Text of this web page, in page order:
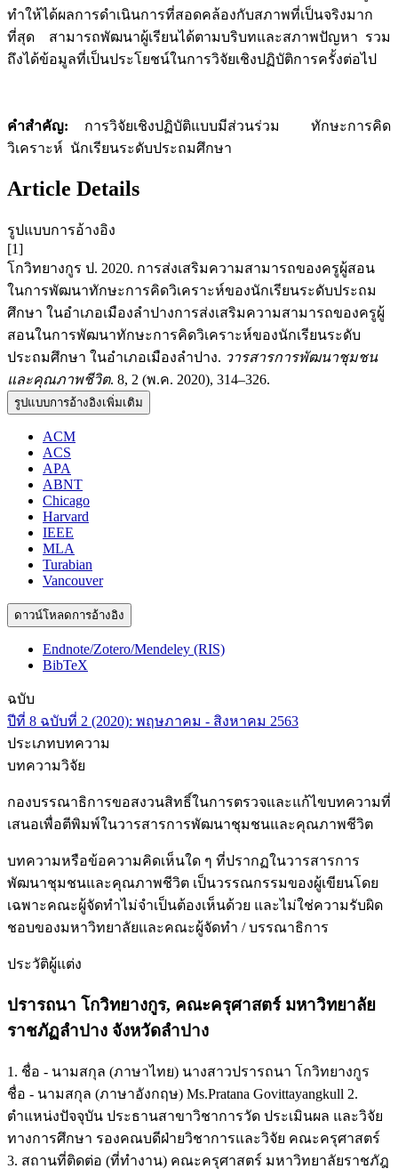
ทำให้ได้ผลการดำเนินการที่สอดคล้องกับสภาพที่เป็นจริงมาก
ที่สุด สามารถพัฒนาผู้เรียนได้ตามบริบทและสภาพปัญหา รวม
ถึงได้ข้อมูลที่เป็นประโยชน์ในการวิจัยเชิงปฏิบัติการครั้งต่อไป
คำสำคัญ: การวิจัยเชิงปฏิบัติแบบมีส่วนร่วม ทักษะการคิด
วิเคราะห์ นักเรียนระดับประถมศึกษา
Article Details
รูปแบบการอ้างอิง
[1]
โกวิทยางกูร ป. 2020. การส่งเสริมความสามารถของครูผู้สอน
ในการพัฒนาทักษะการคิดวิเคราะห์ของนักเรียนระดับประถม
ศึกษา ในอําเภอเมืองลําปางการส่งเสริมความสามารถของครูผู้
สอนในการพัฒนาทักษะการคิดวิเคราะห์ของนักเรียนระดับ
ประถมศึกษา ในอําเภอเมืองลําปาง. วารสารการพัฒนาชุมชน
และคุณภาพชีวิต. 8, 2 (พ.ค. 2020), 314–326.
รูปแบบการอ้างอิงเพิ่มเติม
ACM
ACS
APA
ABNT
Chicago
Harvard
IEEE
MLA
Turabian
Vancouver
ดาวน์โหลดการอ้างอิง
Endnote/Zotero/Mendeley (RIS)
BibTeX
ฉบับ
ปีที่ 8 ฉบับที่ 2 (2020): พฤษภาคม - สิงหาคม 2563
ประเภทบทความ
บทความวิจัย
กองบรรณาธิการขอสงวนสิทธิ์ในการตรวจและแก้ไขบทความที่
เสนอเพื่อตีพิมพ์ในวารสารการพัฒนาชุมชนและคุณภาพชีวิต
บทความหรือข้อความคิดเห็นใด ๆ ที่ปรากฏในวารสารการ
พัฒนาชุมชนและคุณภาพชีวิต เป็นวรรณกรรมของผู้เขียนโดย
เฉพาะคณะผู้จัดทำไม่จำเป็นต้องเห็นด้วย และไม่ใช่ความรับผิด
ชอบของมหาวิทยาลัยและคณะผู้จัดทำ / บรรณาธิการ
ประวัติผู้แต่ง
ปรารถนา โกวิทยางกูร, คณะครุศาสตร์ มหาวิทยาลัย
ราชภัฏลําปาง จังหวัดลําปาง
1. ชื่อ - นามสกุล (ภาษาไทย) นางสาวปรารถนา โกวิทยางกูร
ชื่อ - นามสกุล (ภาษาอังกฤษ) Ms.Pratana Govittayangkull 2.
ตำแหน่งปัจจุบัน ประธานสาขาวิชาการวัด ประเมินผล และวิจัย
ทางการศึกษา รองคณบดีฝ่ายวิชาการและวิจัย คณะครุศาสตร์
3. สถานที่ติดต่อ (ที่ทำงาน) คณะครุศาสตร์ มหาวิทยาลัยราชภัฎ